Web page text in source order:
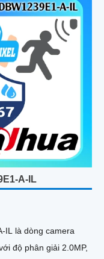
A-IL
IL là dòng camera
độ phân giải 2.0MP,